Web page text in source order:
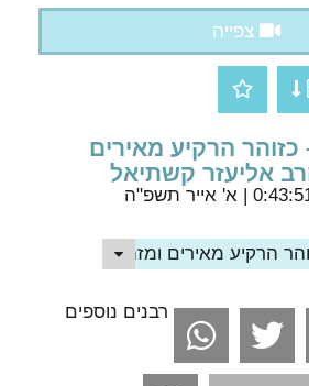
צפייה
כזוהר הרקיע מאירים
אליעזר קשתיאל
הרקיע מאירים ומזהירים | הרב
רבנים נוספים